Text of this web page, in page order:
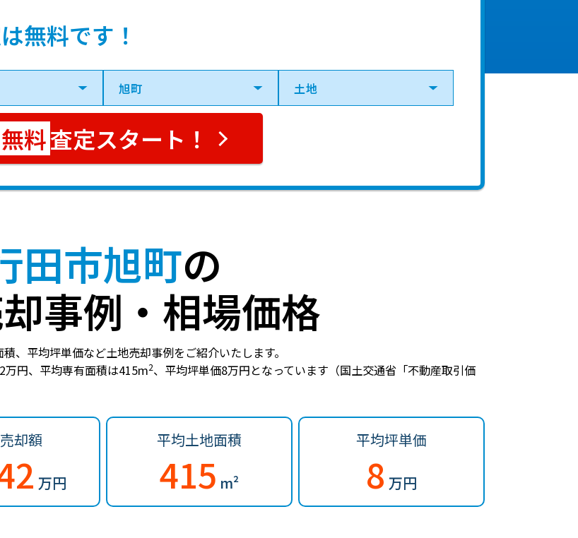
無料です！
査定スタート！
田市旭町の
事例・相場価格
、平均坪単価など土地売却事例をご紹介いたします。
万円、 平均専有面積は415m2、 平均坪単価8万円となっています（国土交通省「不動産取引価
却額
万円
平均土地面積
415 m²
平均坪単価
8 万円